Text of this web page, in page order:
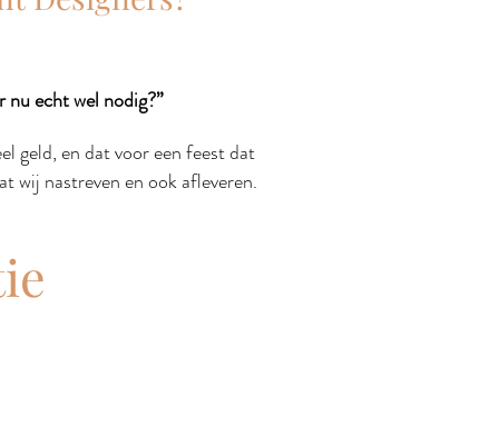
nu echt wel nodig?”
geld, en dat voor een feest dat
wij nastreven en ook afleveren.